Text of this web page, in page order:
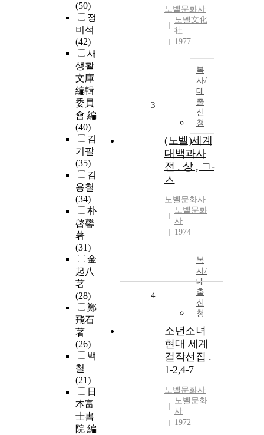
(50)
정
비석
(42)
새
생활
文庫
編輯
委員
會 編
(40)
김
기팔
(35)
김
용철
(34)
朴
啓馨
著
(31)
金
起八
著
(28)
鄭
飛石
著
(26)
백
철
(21)
日
本富
士書
院 編
노벨문화사
노벨文化
社
1977
복
사/
대
출
신
청
3
(노벨)세계
대백과사
전 . 상 , ㄱ-
ㅅ
노벨문화사
노벨문화
사
1974
복
사/
대
출
신
청
4
소년소녀
현대 세계
걸작선집 .
1-2,4-7
노벨문화사
노벨문화
사
1972